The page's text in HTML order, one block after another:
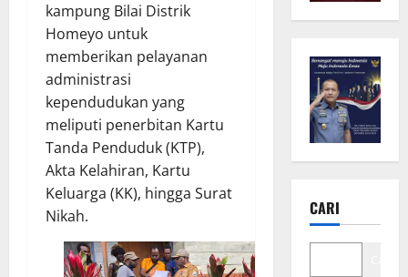
kampung Bilai Distrik
Homeyo untuk
memberikan pelayanan
administrasi
kependudukan yang
meliputi penerbitan Kartu
Tanda Penduduk (KTP),
Akta Kelahiran, Kartu
Keluarga (KK), hingga Surat
Nikah.
CARI